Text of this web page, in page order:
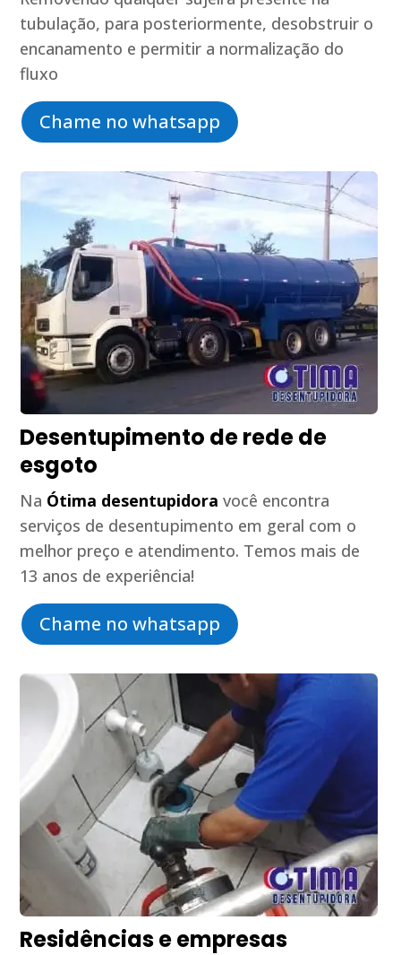
tubulação, para posteriormente, desobstruir o
encanamento e permitir a normalização do
fluxo
Chame no whatsapp
Desentupimento de rede de
esgoto
Na Ótima desentupidora você encontra
serviços de desentupimento em geral com o
melhor preço e atendimento. Temos mais de
13 anos de experiência!
Chame no whatsapp
Residências e empresas